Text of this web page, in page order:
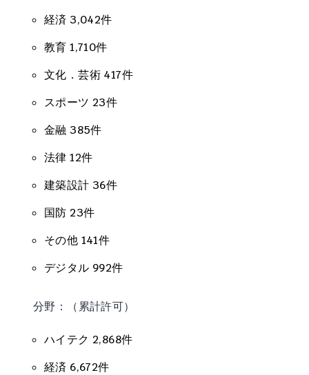
経済 3,042件
教育 1,710件
文化．芸術 417件
スポーツ 23件
金融 385件
法律 12件
建築設計 36件
国防 23件
その他 141件
デジタル 992件
分野：（累計許可）
ハイテク 2,868件
経済 6,672件